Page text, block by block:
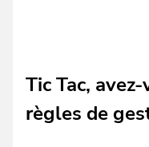
Tic Tac,
règles de